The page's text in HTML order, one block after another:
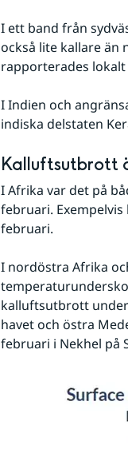
I ett band från
också lite kallare än
rapporterades
I Indien och
indiska delstaten
Kalluftsutbrott
I Afrika var det på
februari.
februari.
I nordöstra Afrika
kalluftsutbrott
havet och östra
februari i Nekhel på